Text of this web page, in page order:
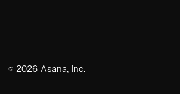
© 2026Asana, Inc.